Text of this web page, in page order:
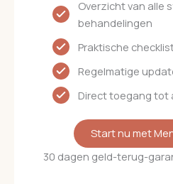
Overzicht van alle
behandelingen
Praktische
Regelmatige
Direct toegang tot
Start nu met
30 dagen geld-terug-